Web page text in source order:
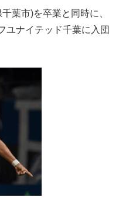
葉市)を卒業と同時に、
ユナイテッド千葉に入団